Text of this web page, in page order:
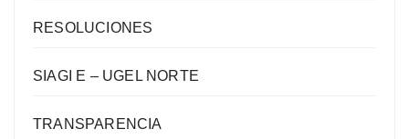
RESOLUCIONES
SIAGI E – UGEL NORTE
TRANSPARENCIA